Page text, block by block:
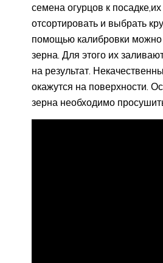
семена огурцов к
отсортировать и выбрать
помощью калибровки можно
зерна. Для этого их
на результат.
окажутся на поверхности.
зерна необходимо